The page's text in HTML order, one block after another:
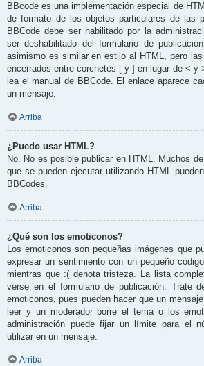
BBcode es una implementación especial de
de formato de los objetos particulares de las
BBCode debe ser habilitado por la
ser deshabilitado del formulario de
asimismo es similar en estilo al HTML, pero
encerrados entre corchetes [ y ] en lugar de < y
lea el manual de BBCode. El enlace aparece
un mensaje.
Arriba
¿Puedo usar HTML?
No. No es posible publicar en HTML. Muchos
que se pueden ejecutar utilizando HTML
BBCodes.
Arriba
¿Qué son los emoticonos?
Los emoticonos son pequeñas imágenes que
expresar un sentimiento con un pequeño
mientras que :( denota tristeza. La lista
verse en el formulario de publicación. Trate
emoticonos, pues pueden hacer que un
leer y un moderador borre el tema o los
administración puede fijar un límite para el
utilizar en un mensaje.
Arriba